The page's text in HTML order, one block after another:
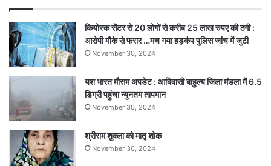
कियोस्क सेंटर से 20 लोगों से करीब 25 लाख रुपए की ठगी :
आरोपी मौके से फरार …मच गया हड़कंप पुलिस जांच में जुटी
November 30, 2024
यश भारत मौसम अपडेट : आदिवासी बाहुल्य जिला मंडला में 6.5
डिग्री पहुंचा न्यूनतम तापमान
November 30, 2024
श्रीराम शुक्ला को मातृ शोक
November 30, 2024